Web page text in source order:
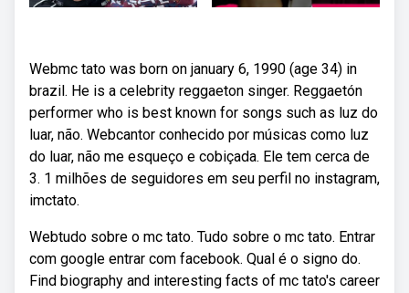
Webmc tato was born on january 6, 1990 (age 34) in
brazil. He is a celebrity reggaeton singer. Reggaetón
performer who is best known for songs such as luz do
luar, não. Webcantor conhecido por músicas como luz
do luar, não me esqueço e cobiçada. Ele tem cerca de
3. 1 milhões de seguidores em seu perfil no instagram,
imctato.
Webtudo sobre o mc tato. Tudo sobre o mc tato. Entrar
com google entrar com facebook. Qual é o signo do.
Find biography and interesting facts of mc tato's career